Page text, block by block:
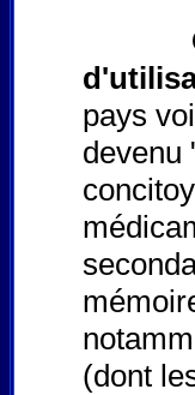
pays
devenu
(dont